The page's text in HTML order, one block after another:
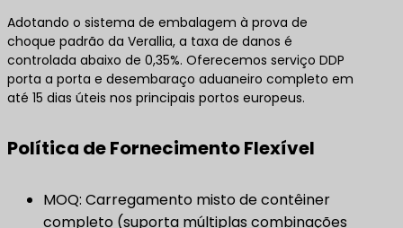
Adotando o sistema de embalagem à prova de
choque padrão da Verallia, a taxa de danos é
controlada abaixo de 0,35%. Oferecemos serviço DDP
porta a porta e desembaraço aduaneiro completo em
até 15 dias úteis nos principais portos europeus.
Política de Fornecimento Flexível
MOQ: Carregamento misto de contêiner
completo (suporta múltiplas combinações